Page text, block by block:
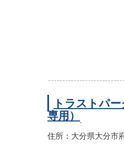
トラストパ
専用）
住所：大分県大分市